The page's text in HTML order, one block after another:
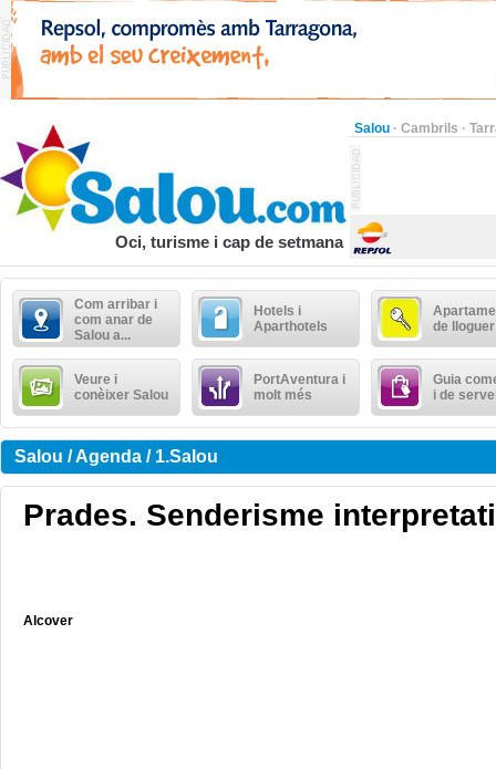
Salou · Cambrils ·
Oci, turisme i cap de setmana
Com arribar i
com anar de
Salou a...
Hotels i
Aparthotels
de lloguer
Veure i
conèixer Salou
PortAventura i
molt més
Guia
i de
Salou / Agenda / 1.Salou
Prades. Senderisme
Alcover